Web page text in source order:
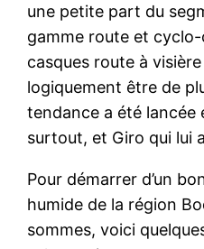
une petite part du
gamme route et
casques route à
logiquement être de
tendance a été lancée
surtout, et Giro qui lui
Pour démarrer d’un
humide de la région
sommes, voici